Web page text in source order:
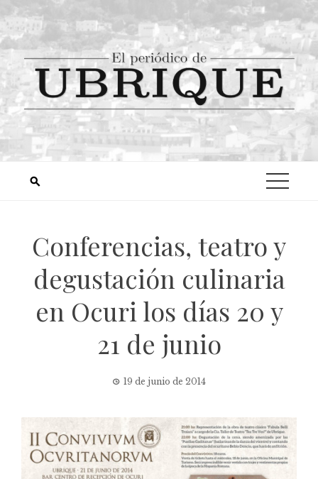
Conferencias, teatro y
degustación culinaria
en Ocuri los días 20 y
21 de junio
19 de junio de 2014